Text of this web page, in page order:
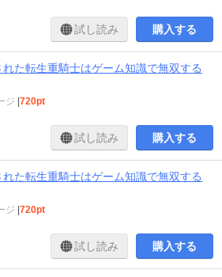
試し読み 購入する
れた転生重騎士はゲーム知識で無双する
ジ |720pt
試し読み 購入する
れた転生重騎士はゲーム知識で無双する
ジ |720pt
試し読み 購入する